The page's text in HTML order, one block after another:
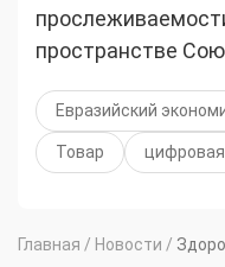
пространстве
Евразийский
Товар
Главная / Новости /